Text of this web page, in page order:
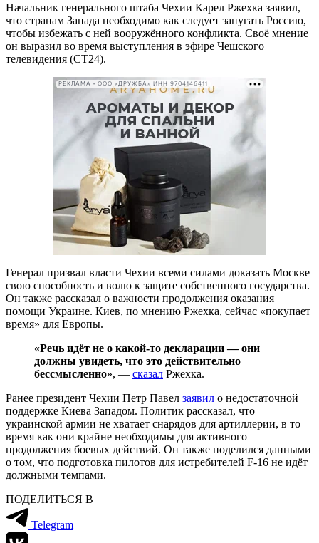
Начальник генерального штаба Чехии Карел Ржехка заявил,
что странам Запада необходимо как следует запугать Россию,
чтобы избежать с ней вооружённого конфликта. Своё мнение
он выразил во время выступления в эфире Чешского
телевидения (CT24).
РЕКЛАМА • ООО «ДРУЖБА» ИНН 9704146411
Генерал призвал власти Чехии всеми силами доказать Москве
свою способность и волю к защите собственного государства.
Он также рассказал о важности продолжения оказания
помощи Украине. Киев, по мнению Ржехка, сейчас «покупает
время» для Европы.
«Речь идёт не о какой-то декларации — они
должны увидеть, что это действительно
бессмысленно», — сказал Ржехка.
Ранее президент Чехии Петр Павел заявил о недостаточной
поддержке Киева Западом. Политик рассказал, что
украинской армии не хватает снарядов для артиллерии, в то
время как они крайне необходимы для активного
продолжения боевых действий. Он также поделился данными
о том, что подготовка пилотов для истребителей F-16 не идёт
должными темпами.
ПОДЕЛИТЬСЯ В
Telegram